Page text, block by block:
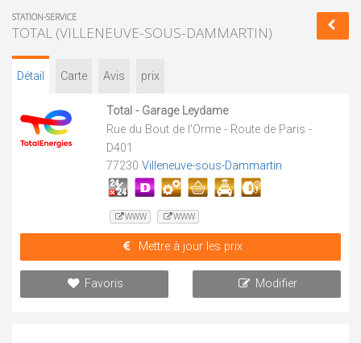
STATION-SERVICE
TOTAL (VILLENEUVE-SOUS-DAMMARTIN)
Détail Carte Avis prix
Total - Garage Leydame
Rue du Bout de l'Orme - Route de Paris -
D401
77230 Villeneuve-sous-Dammartin
WWW WWW
Mettre à jour les prix
Favoris Modifier